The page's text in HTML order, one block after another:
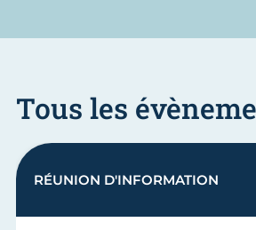
Tous les
RÉUNION D'INFORMATION